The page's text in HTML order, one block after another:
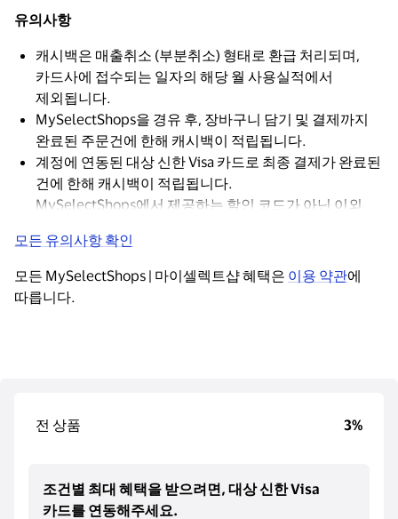
유의사항
캐시백은 매출취소 (부분취소) 형태로 환급 처리되며,
카드사에 접수되는 일자의 해당 월 사용실적에서
제외됩니다.
MySelectShops을 경유 후, 장바구니 담기 및 결제까지
완료된 주문건에 한해 캐시백이 적립됩니다.
계정에 연동된 대상 신한 Visa 카드로 최종 결제가 완료된
건에 한해 캐시백이 적립됩니다.
MySelectShops에서 제공하는 할인 코드가 아닌 이외
모든 유의사항 확인
모든 MySelectShops | 마이셀렉트샵 혜택은 이용 약관에
따릅니다.
3%
전 상품
조건별 최대 혜택을 받으려면, 대상 신한 Visa
카드를 연동해주세요.